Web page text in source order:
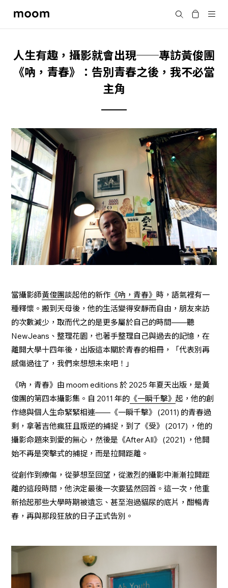
moom
Search
人生有趣，攝影就會出現──專訪黃俊團
《吶，青春》：告別青春之後，我不必當
主角
當攝影師黃俊團談起他的新作 《吶，青春》時，語氣裡有一
種釋懷。搬到天母後，他的生活變得安靜而自由，朋友來訪
的次數減少，取而代之的是更多屬於自己的時間——聽
NewJeans、整理花園，也著手整理自己與過去的記憶，在
離開大學十四年後，出版這本關於青春的相冊，「代表別再
感傷過往了，我們來想想未來吧！」
《吶，青春》由 moom editions 於 2025 年夏天出版，是黃
俊團的第四本攝影集。自 2011 年的 《一瞬千擊》起，他的創
作總與個人生命緊緊相連——《一瞬千擊》 (2011) 的青春過
剩，拿著吉他瘋狂且叛逆的捕捉，到了《受》 (2017) ，他的
攝影命題來到愛的無心，然後是《After All》 (2021) ，他開
始不再是突擊式的捕捉，而是拉開距離。
從創作到療傷，從夢想至回望，從激烈的攝影中漸漸拉開距
離的這段時間，他決定最後一次要猛然回首。這一次，他重
新拾起那些大學時期被遺忘、甚至泡過貓尿的底片，酣暢青
春，再與那段狂放的日子正式告別。